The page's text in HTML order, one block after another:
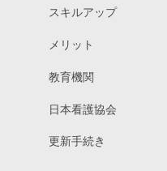
スキルアップ
メリット
教育機関
日本看護協会
更新手続き